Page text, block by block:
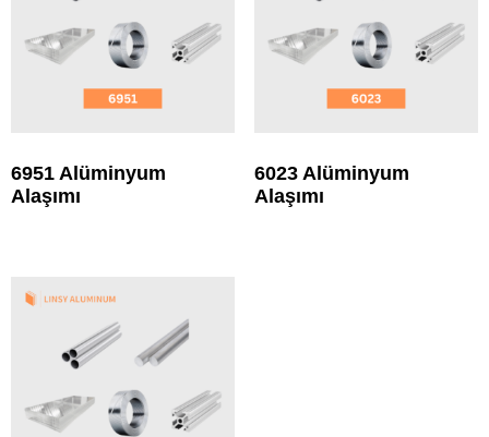
6951 Alüminyum
Alaşımı
6023 Alüminyum
Alaşımı